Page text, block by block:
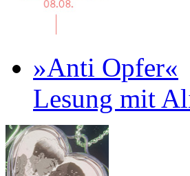
»Anti Opfer«
Lesung mit